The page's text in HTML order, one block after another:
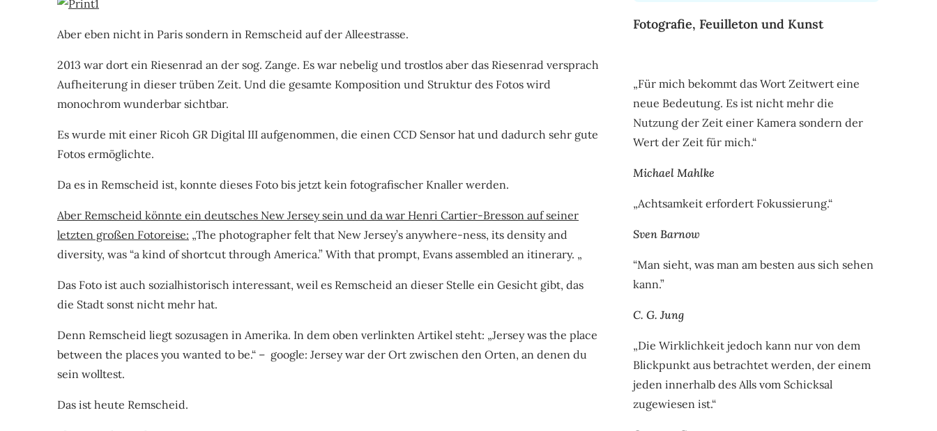
Aber eben nicht in Paris sondern in Remscheid auf der Alleestrasse.
2013 war dort ein Riesenrad an der sog. Zange. Es war nebelig und trostlos aber das Riesenrad versprach
Aufheiterung in dieser trüben Zeit. Und die gesamte Komposition und Struktur des Fotos wird
monochrom wunderbar sichtbar.
Es wurde mit einer Ricoh GR Digital III aufgenommen, die einen CCD Sensor hat und dadurch sehr gute
Fotos ermöglichte.
Da es in Remscheid ist, konnte dieses Foto bis jetzt kein fotografischer Knaller werden.
Aber Remscheid könnte ein deutsches New Jersey sein und da war Henri Cartier-Bresson auf seiner
letzten großen Fotoreise: „The photographer felt that New Jersey’s anywhere-ness, its density and
diversity, was “a kind of shortcut through America.” With that prompt, Evans assembled an itinerary. „
Das Foto ist auch sozialhistorisch interessant, weil es Remscheid an dieser Stelle ein Gesicht gibt, das
die Stadt sonst nicht mehr hat.
Denn Remscheid liegt sozusagen in Amerika. In dem oben verlinkten Artikel steht: „Jersey was the place
between the places you wanted to be.“ – google: Jersey war der Ort zwischen den Orten, an denen du
sein wolltest.
Das ist heute Remscheid.
Fotografie, Feuilleton und Kunst
„Für mich bekommt das Wort Zeitwert eine
neue Bedeutung. Es ist nicht mehr die
Nutzung der Zeit einer Kamera sondern der
Wert der Zeit für mich.“
Michael Mahlke
„Achtsamkeit erfordert Fokussierung.“
Sven Barnow
“Man sieht, was man am besten aus sich sehen
kann.”
C. G. Jung
„Die Wirklichkeit jedoch kann nur von dem
Blickpunkt aus betrachtet werden, der einem
jeden innerhalb des Alls vom Schicksal
zugewiesen ist.“